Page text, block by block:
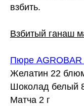
взбить.
Взбитый ганаш
Пюре AGROBAR
Желатин 22
Шоколад белый
Матча 2 г